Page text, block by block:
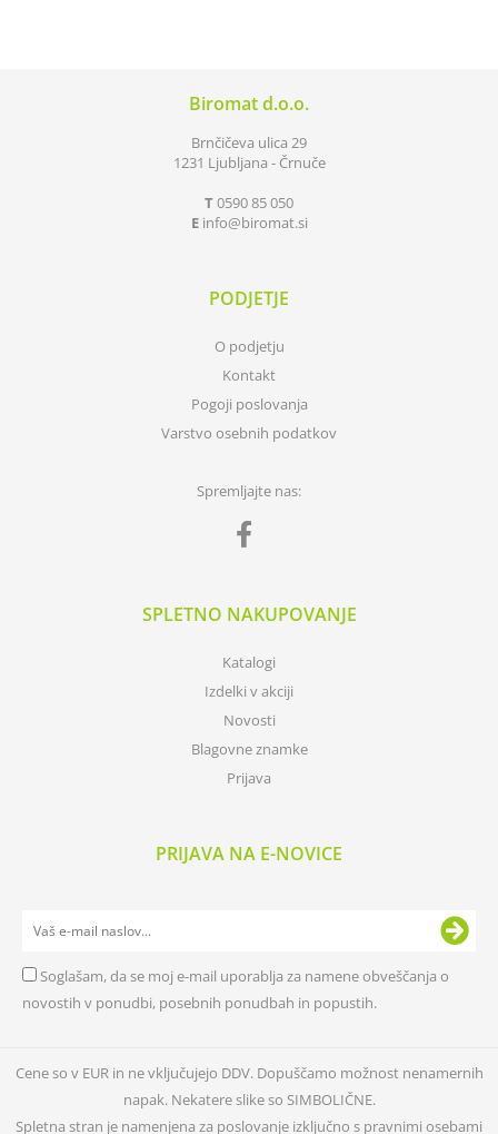
Biromat d.o.o.
Brnčičeva ulica 29
1231 Ljubljana - Črnuče
T0590 85 050
E info biromat.si
PODJETJE
O podjetju
Kontakt
Pogoji poslovanja
Varstvo osebnih podatkov
Spremljajte nas:
SPLETNO NAKUPOVANJE
Katalogi
Izdelki v akciji
Novosti
Blagovne znamke
Prijava
PRIJAVA NA E-NOVICE
Soglašam, da se moj e-mail uporablja za namene obveščanja o
novostih v ponudbi, posebnih ponudbah in popustih.
Cene so v EUR in ne vključujejo DDV. Dopuščamo možnost nenamernih
napak. Nekatere slike so SIMBOLIČNE.
Spletna stran je namenjena za poslovanje izključno s pravnimi osebami